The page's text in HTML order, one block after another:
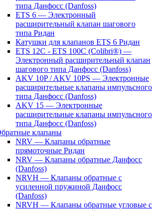
типа Данфосс (Danfoss)
ETS 6 — Электронный
расширительный клапан шагового
типа Ридан
Катушки для клапанов ETS 6 Ридан
ETS 12C - ETS 100C (Colibri®) —
Электронный расширительный клапан
шагового типа Данфосс (Danfoss)
AKV 10P / AKV 10PS — Электронные
расширительные клапаны импульсного
типа Данфосс (Danfoss)
AKV 15 — Электронные
расширительные клапаны импульсного
типа Данфосс (Danfoss)
клапаны
NRV — Клапаны обратные
прямоточные Ридан
NRV — Клапаны обратные Данфосс
(Danfoss)
NRVH — Клапаны обратные с
усиленной пружиной Данфосс
(Danfoss)
NRVH — Клапаны обратные угловые с